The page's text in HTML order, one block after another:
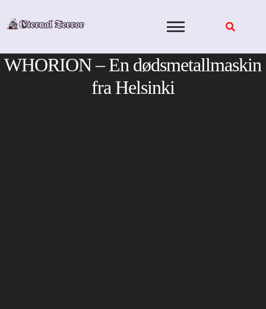
WHORION – En dødsmetallmaskin
fra Helsinki